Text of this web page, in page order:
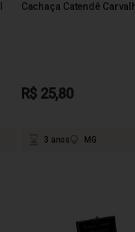
Cachaça Catendê
R$ 25,80
3 anos MG